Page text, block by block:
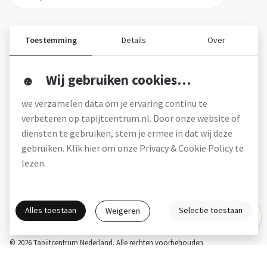
Over tapijtcentrum
Werken bij
Montageservice
Blog
© 2026 Tapijtcentrum Nederland. Alle rechten voorbehouden
Actie- en betalingsvoorwaarden * Disclaimer
Gratis interieuradvies
Toestemming Details Over
Wij gebruiken cookies…
we verzamelen data om je ervaring continu te
verbeteren op tapijtcentrum.nl. Door onze website of
diensten te gebruiken, stem je ermee in dat wij deze
gebruiken. Klik hier om onze Privacy & Cookie Policy te
lezen.
Alles toestaan Weigeren Selectie toestaan